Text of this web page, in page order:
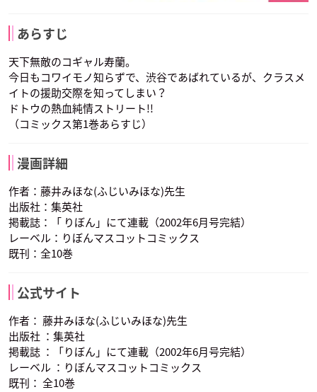
あらすじ
天下無敵のコギャル寿蘭。
今日もコワイモノ知らずで、渋谷であばれているが、クラスメ
イトの援助交際を知ってしまい？
ドトウの熱血純情ストリート!!
（コミックス第1巻あらすじ）
漫画詳細
作者：藤井みほな(ふじいみほな)先生
出版社：集英社
掲載誌：「 りぼん」にて連載（2002年6月号完結）
レーベル：りぼんマスコットコミックス
既刊：全10巻
公式サイト
作者： 藤井みほな(ふじいみほな)先生
出版社 ：集英社
掲載誌 ：「りぼん」にて連載（2002年6月号完結）
レーベル ：りぼんマスコットコミックス
既刊： 全10巻